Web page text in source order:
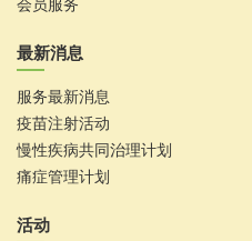
会员服务
最新消息
服务最新消息
疫苗注射活动
慢性疾病共同治理计划
痛症管理计划
活动